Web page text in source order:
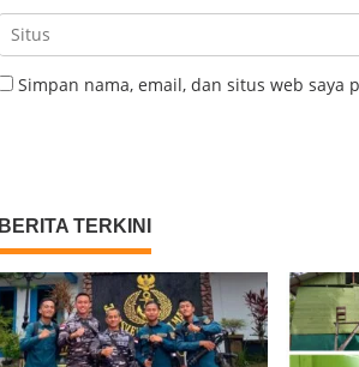
Simpan nama, email, dan situs web
BERITA TERKINI